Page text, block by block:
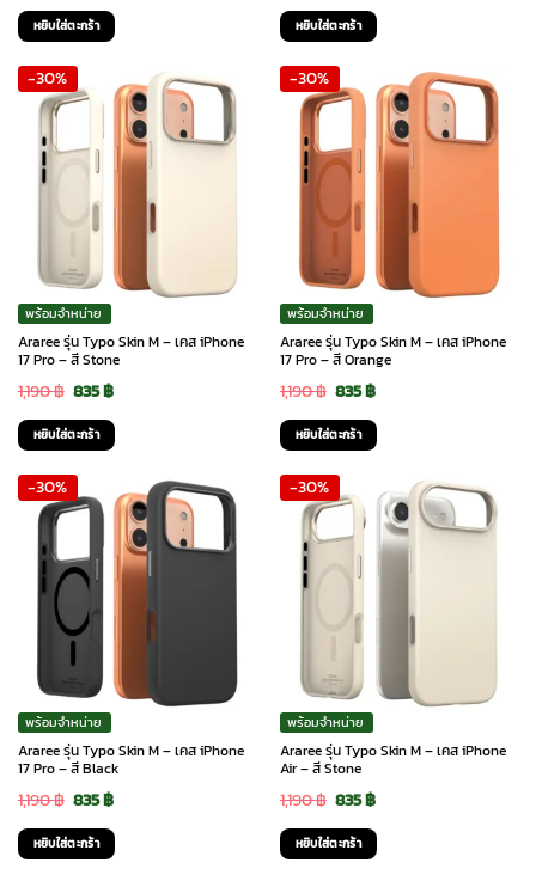
price
was:
1,190 ฿.
price
835 ฿.
หยิบใส่ตะกร้า
price
was:
1,190 ฿.
price
835 ฿.
หยิบใส่ตะกร้า
-30%
พร้อมจำหน่าย
Araree รุ่น Typo Skin M – เคส iPhone
17 Pro – สี Stone
1,190฿ Original
price
was:
1,190 ฿.
835฿Current
price
835 ฿.
หยิบใส่ตะกร้า
-30%
พร้อมจำหน่าย
Araree รุ่น Typo Skin M – เคส iPhone
17 Pro – สี Orange
1,190฿ Original
price
was:
1,190 ฿.
835฿Current
price
835 ฿.
หยิบใส่ตะกร้า
-30%
พร้อมจำหน่าย
Araree รุ่น Typo Skin M – เคส iPhone
17 Pro – สี Black
1,190฿ Original
price
was:
835฿Current
price
หยิบใส่ตะกร้า
-30%
พร้อมจำหน่าย
Araree รุ่น Typo Skin M – เคส iPhone
Air – สี Stone
1,190฿ Original
price
was:
835฿Current
price
หยิบใส่ตะกร้า